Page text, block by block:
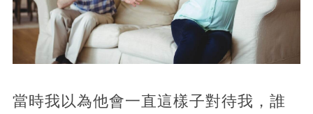
當時我以為他會一直這樣子對待我，誰